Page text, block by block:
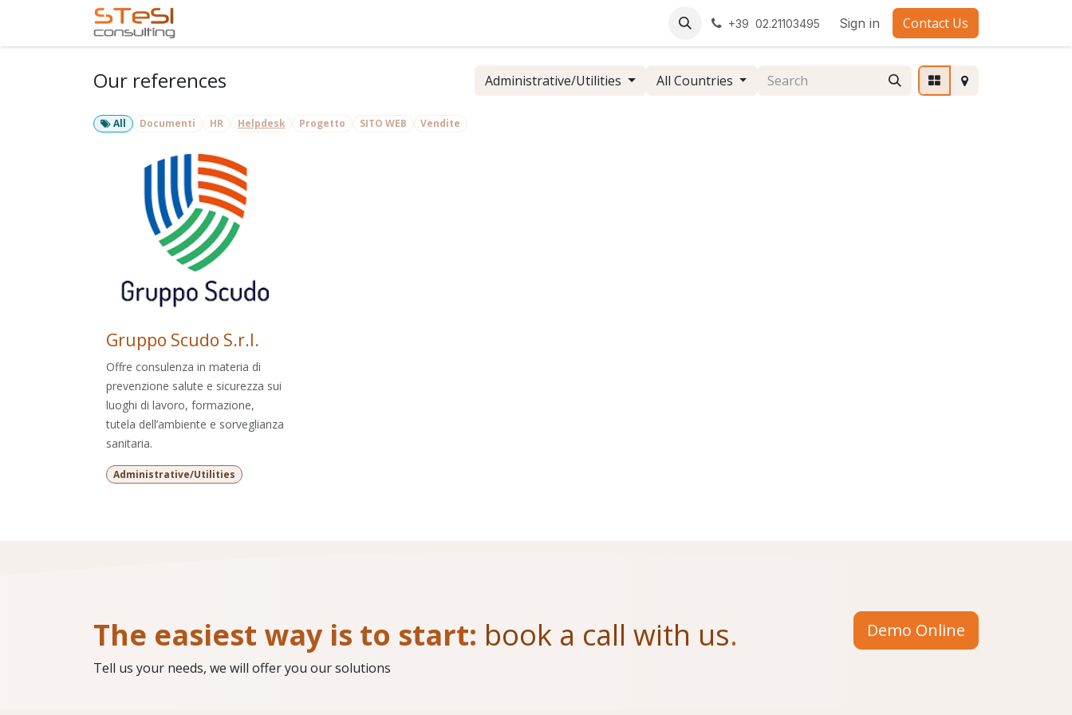
Jobs +39 02.21103495 Sign in Contact Us
Our references Administrative/Utilities All Countries
All Documenti HR Helpdesk Progetto SITO WEB Vendite
Gruppo Scudo S.r.l.
Offre consulenza in materia di
prevenzione salute e sicurezza sui
luoghi di lavoro, formazione,
tutela dell’ambiente e sorveglianza
sanitaria.
Administrative/Utilities
The easiest way is to start: book a call with us.
Tell us your needs, we will offer you our solutions
Demo Online